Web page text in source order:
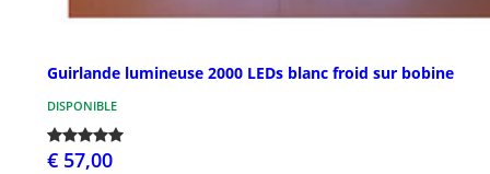
Guirlande lumineuse 2000 LEDs blanc froid sur bobine
DISPONIBLE
€ 57,00